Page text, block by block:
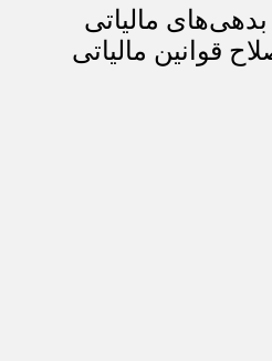
مالیاتی
قوانین مالیاتی